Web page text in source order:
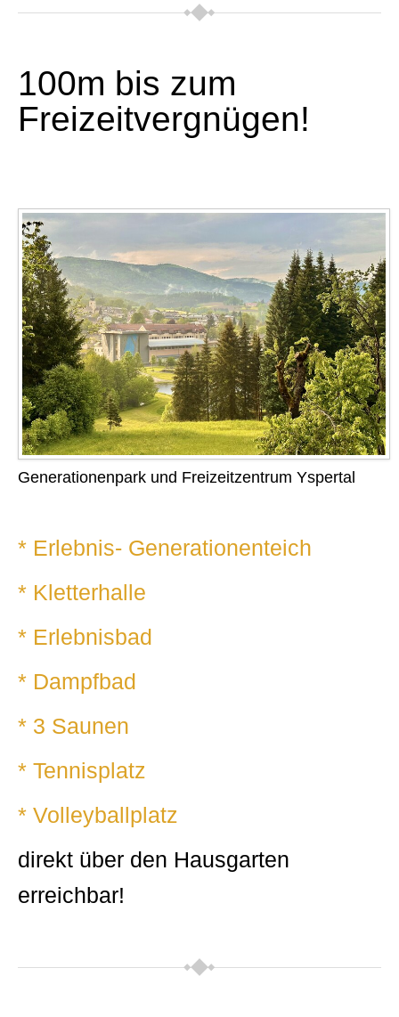
100m bis zum
Freizeitvergnügen!
Generationenpark und Freizeitzentrum Yspertal
* Erlebnis- Generationenteich
* Kletterhalle
* Erlebnisbad
* Dampfbad
* 3 Saunen
* Tennisplatz
* Volleyballplatz
direkt über den Hausgarten
erreichbar!